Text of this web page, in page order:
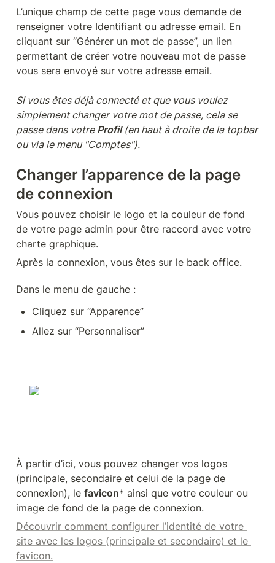
L’unique champ de cette page vous demande de
renseigner votre Identifiant ou adresse email. En
cliquant sur “Générer un mot de passe”, un lien
permettant de créer votre nouveau mot de passe
vous sera envoyé sur votre adresse email.
Si vous êtes déjà connecté et que vous voulez
simplement changer votre mot de passe, cela se
passe dans votre Profil (en haut à droite de la topbar
ou via le menu "Comptes").
Changer l’apparence de la page
de connexion
Vous pouvez choisir le logo et la couleur de fond
de votre page admin pour être raccord avec votre
charte graphique.
Après la connexion, vous êtes sur le back office.
Dans le menu de gauche :
Cliquez sur “Apparence”
Allez sur “Personnaliser”
À partir d’ici, vous pouvez changer vos logos
(principale, secondaire et celui de la page de
connexion), le favicon* ainsi que votre couleur ou
image de fond de la page de connexion.
Découvrir comment configurer l’identité de votre
site avec les logos (principale et secondaire) et le
favicon.